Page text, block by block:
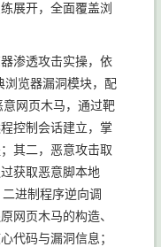
展开，全面覆盖浏
渗透攻击实操，依
览器漏洞模块，配
网页木马，通过靶
控制会话建立，掌
其二，恶意攻击取
获取恶意脚本地
进制程序逆向调
网页木马的构造、
代码与漏洞信息；